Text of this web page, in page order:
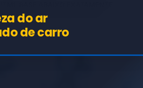
TEXTOS E URLs INDICADOS)
do ar
de carro